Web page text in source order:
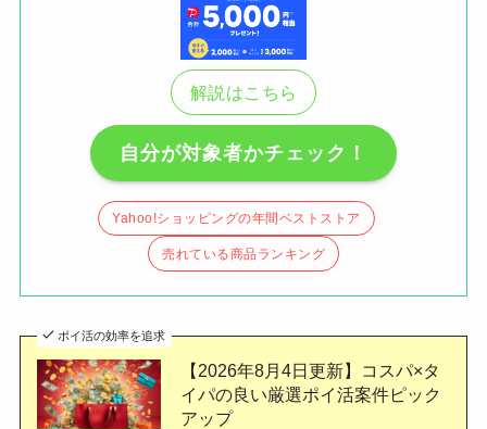
解説はこちら
自分が対象者かチェック！
Yahoo!ショッピングの年間ベストストア
売れている商品ランキング
ポイ活の効率を追求
【2026年8月4日更新】コスパ×タ
イパの良い厳選ポイ活案件ピック
アップ